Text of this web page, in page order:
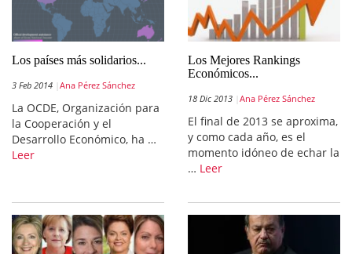
Los países más solidarios...
3 Feb 2014 Ana Pérez Sánchez
La OCDE, Organización para
la Cooperación y el
Desarrollo Económico, ha …
Leer
Los Mejores Rankings
Económicos...
18 Dic 2013 Ana Pérez Sánchez
El final de 2013 se aproxima,
y como cada año, es el
momento idóneo de echar la
… Leer